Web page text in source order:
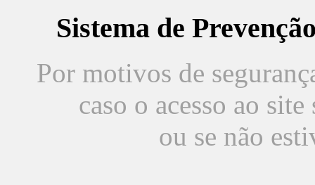
Sistema de
Por motivos de
caso o acesso ao
ou se não